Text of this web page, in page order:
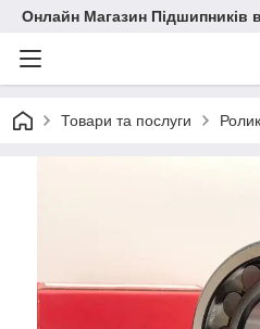
Онлайн Магазин Підшипників в
Товари та послуги